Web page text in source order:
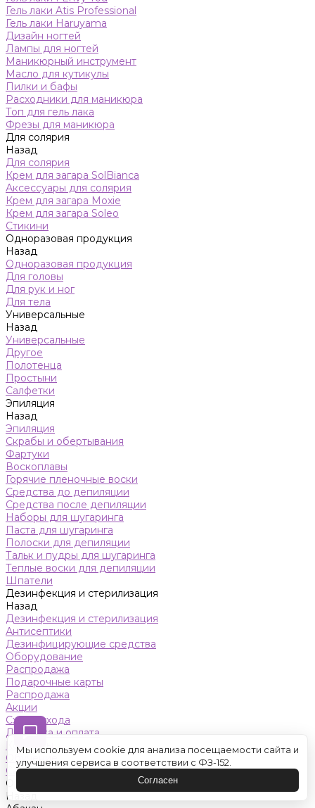
Гель лаки Atis Professional
Гель лаки Haruyama
Дизайн ногтей
Лампы для ногтей
Маникюрный инструмент
Масло для кутикулы
Пилки и бафы
Расходники для маникюра
Топ для гель лака
Фрезы для маникюра
Для солярия
Назад
Для солярия
Крем для загара SolBianca
Аксессуары для солярия
Крем для загара Moxie
Крем для загара Soleo
Стикини
Одноразовая продукция
Назад
Одноразовая продукция
Для головы
Для рук и ног
Для тела
Универсальные
Назад
Универсальные
Другое
Полотенца
Простыни
Салфетки
Эпиляция
Назад
Эпиляция
Скрабы и обертывания
Фартуки
Воскоплавы
Горячие пленочные воски
Средства до депиляции
Средства после депиляции
Наборы для шугаринга
Паста для шугаринга
Полоски для депиляции
Тальк и пудры для шугаринга
Теплые воски для депиляции
Шпатели
Дезинфекция и стерилизация
Назад
Дезинфекция и стерилизация
Антисептики
Дезинфицирующие средства
Оборудование
Распродажа
Подарочные карты
Распродажа
Акции
Схемы ухода
Доставка и оплата
Контакты
Обучение
Салон красоты
Оренбург
Назад
Мы используем cookie для анализа посещаемости сайта и
улучшения сервиса в соответствии с ФЗ-152.
Согласен